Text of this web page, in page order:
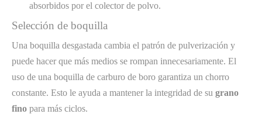
absorbidos por el colector de polvo.
Selección de boquilla
Una boquilla desgastada cambia el patrón de pulverización y
puede hacer que más medios se rompan innecesariamente. El
uso de una boquilla de carburo de boro garantiza un chorro
constante. Esto le ayuda a mantener la integridad de su grano
fino para más ciclos.